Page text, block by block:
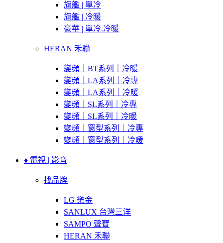
旗艦 | 單冷
旗艦 | 冷暖
豪華 | 單冷.冷暖
HERAN 禾聯
變頻｜BT系列｜冷暖
變頻｜LA系列｜冷專
變頻｜LA系列｜冷暖
變頻｜SL系列｜冷專
變頻｜SL系列｜冷暖
變頻｜窗型系列｜冷專
變頻｜窗型系列｜冷暖
♦ 電視 | 影音
找品牌
LG 樂金
SANLUX 台灣三洋
SAMPO 聲寶
HERAN 禾聯